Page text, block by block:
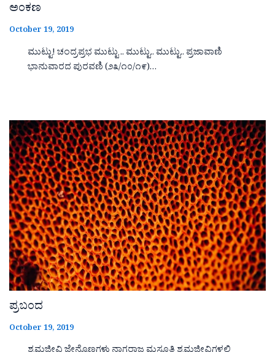
ಅಂಕಣ
October 19, 2019
ಮುಟ್ಟು! ಚಂದ್ರಪ್ರಭ ಮುಟ್ಟು .. ಮುಟ್ಟು.. ಮುಟ್ಟು.. ಪ್ರಜಾವಾಣಿ
ಭಾನುವಾರದ ಪುರವಣಿ (೨೩/೧೦/೧೯)…
ಪ್ರಬಂದ
October 19, 2019